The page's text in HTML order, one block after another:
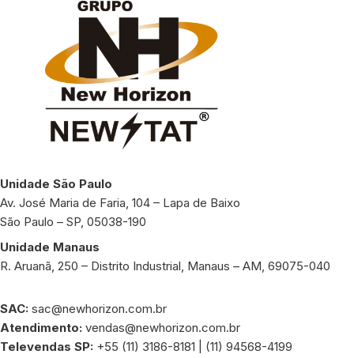
Unidade São Paulo
Av. José Maria de Faria, 104 – Lapa de Baixo
São Paulo – SP, 05038-190
Unidade Manaus
R. Aruanã, 250 – Distrito Industrial, Manaus – AM, 69075-040
SAC: sac@newhorizon.com.br
Atendimento: vendas@newhorizon.com.br
Televendas SP: +55 (11) 3186-8181 | (11) 94568-4199